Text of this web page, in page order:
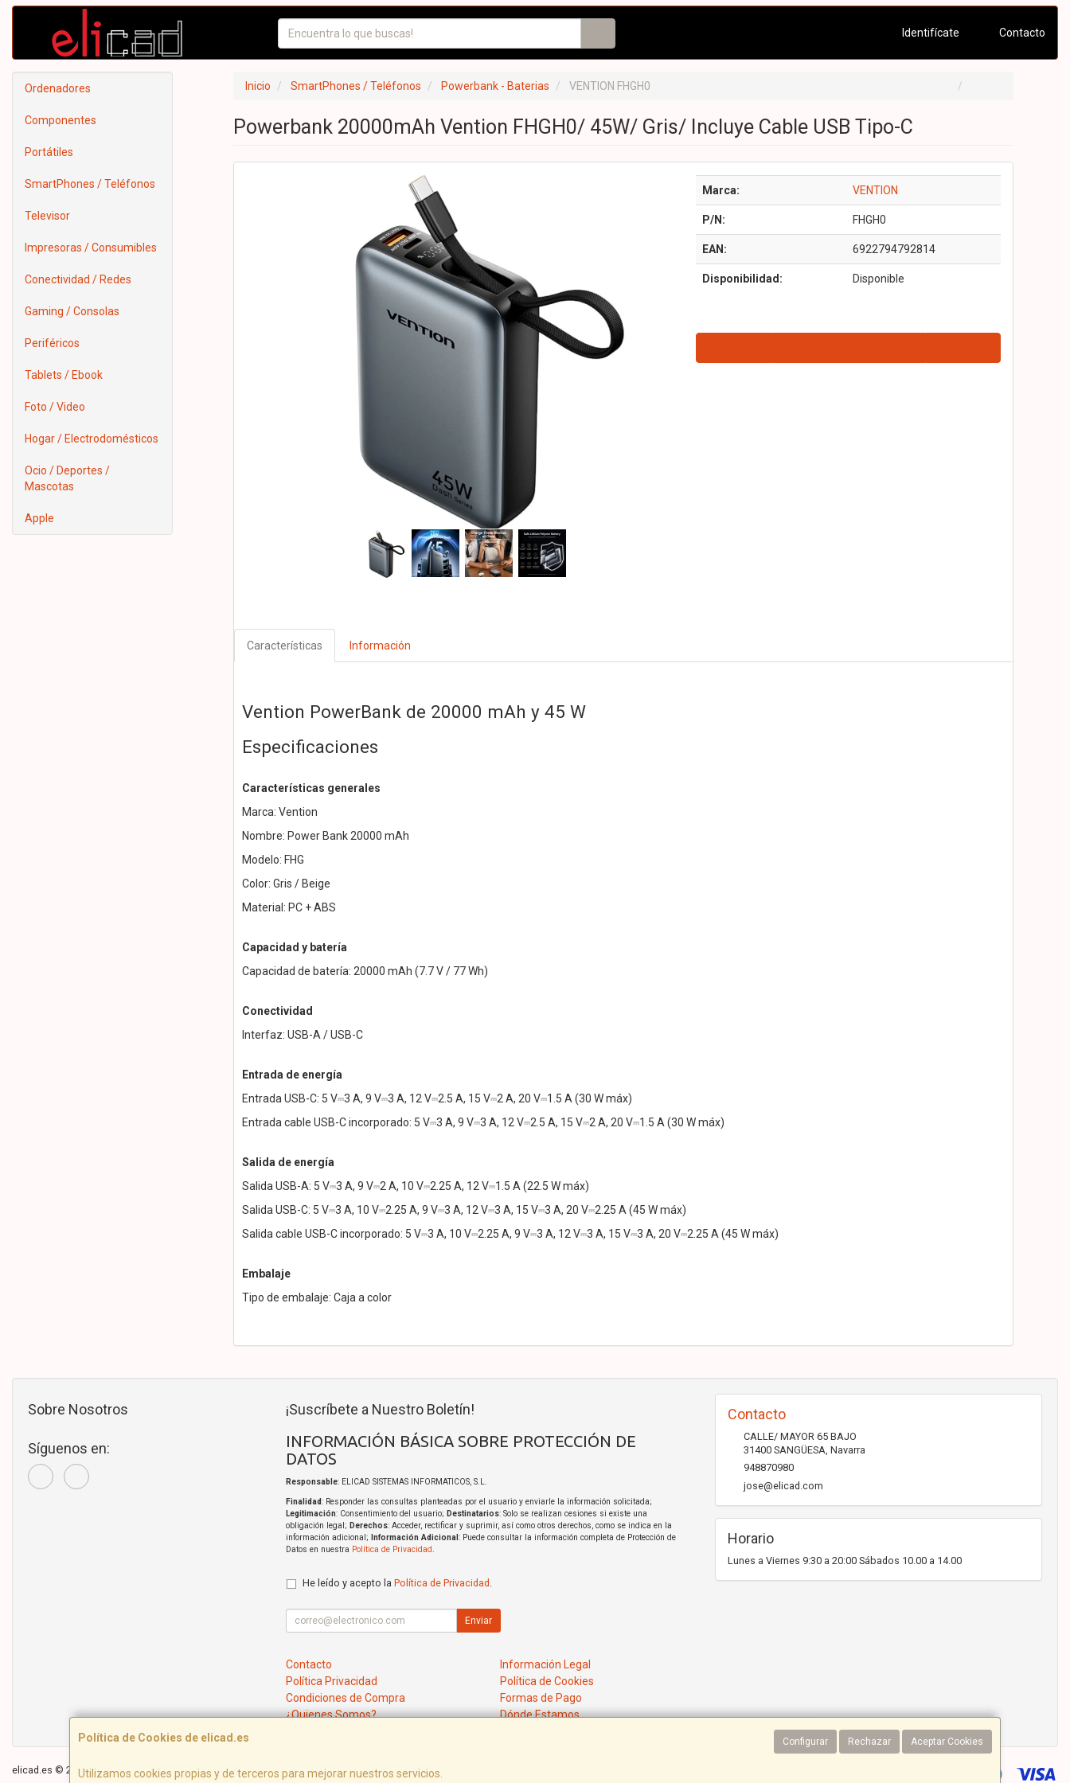
Identifícate Contacto
Ordenadores
Componentes
Portátiles
SmartPhones / Teléfonos
Televisor
Impresoras / Consumibles
Conectividad / Redes
Gaming / Consolas
Periféricos
Tablets / Ebook
Foto / Video
Hogar / Electrodomésticos
Ocio / Deportes /
Mascotas
Apple
Inicio SmartPhones / Teléfonos Powerbank - Baterias VENTION FHGH0
Powerbank 20000mAh Vention FHGH0/ 45W/ Gris/ Incluye Cable USB Tipo-C
Marca: VENTION
P/N: FHGH0
EAN: 6922794792814
Disponibilidad: Disponible
Características Información
Vention PowerBank de 20000 mAh y 45 W
Especificaciones
Características generales
Marca: Vention
Nombre: Power Bank 20000 mAh
Modelo: FHG
Color: Gris / Beige
Material: PC + ABS
Capacidad y batería
Capacidad de batería: 20000 mAh (7.7 V / 77 Wh)
Conectividad
Interfaz: USB-A / USB-C
Entrada de energía
Entrada USB-C: 5 V⎓3 A, 9 V⎓3 A, 12 V⎓2.5 A, 15 V⎓2 A, 20 V⎓1.5 A (30 W máx)
Entrada cable USB-C incorporado: 5 V⎓3 A, 9 V⎓3 A, 12 V⎓2.5 A, 15 V⎓2 A, 20 V⎓1.5 A (30 W máx)
Salida de energía
Salida USB-A: 5 V⎓3 A, 9 V⎓2 A, 10 V⎓2.25 A, 12 V⎓1.5 A (22.5 W máx)
Salida USB-C: 5 V⎓3 A, 10 V⎓2.25 A, 9 V⎓3 A, 12 V⎓3 A, 15 V⎓3 A, 20 V⎓2.25 A (45 W máx)
Salida cable USB-C incorporado: 5 V⎓3 A, 10 V⎓2.25 A, 9 V⎓3 A, 12 V⎓3 A, 15 V⎓3 A, 20 V⎓2.25 A (45 W máx)
Embalaje
Tipo de embalaje: Caja a color
Política de Cookies de elicad.es Configurar Rechazar Aceptar Cookies
Utilizamos cookies propias y de terceros para mejorar nuestros servicios.
Sobre Nosotros
Síguenos en:
¡Suscríbete a Nuestro Boletín!
INFORMACIÓN BÁSICA SOBRE PROTECCIÓN DE
DATOS
Responsable: ELICAD SISTEMAS INFORMATICOS, S.L.
Finalidad: Responder las consultas planteadas por el usuario y enviarle la información solicitada;
Legitimación: Consentimiento del usuario; Destinatarios: Solo se realizan cesiones si existe una
obligación legal; Derechos: Acceder, rectificar y suprimir, así como otros derechos, como se indica en la
información adicional;
Información Adicional : Puede consultar la información completa de Protección de
Datos en nuestra Política de Privacidad.
He leído y acepto la Política de Privacidad .
Enviar
Contacto
Información Legal
Política Privacidad
Política de Cookies
Condiciones de Compra
Formas de Pago
¿Quienes Somos?
Dónde Estamos
Contacto
CALLE/ MAYOR 65 BAJO
31400 SANGÜESA, Navarra
948870980
jose@elicad.com
Horario
Lunes a Viernes 9:30 a 20:00 Sábados 10.00 a 14.00
elicad.es © 2026